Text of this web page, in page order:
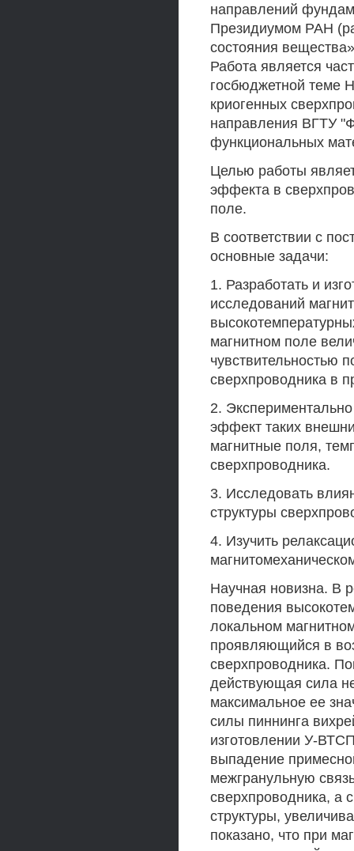
направлений
Президиумом РАН
состояния
Работа является
госбюджетной теме
криогенных
направления ВГТУ
функциональных
Целью работы
эффекта в
поле.
В соответствии с
основные задачи:
1. Разработать и
исследований
магнитном поле
чувствительностью
сверхпроводника в
2.
эффект таких
магнитные поля,
сверхпроводника.
3. Исследовать
структуры
4. Изучить
Научная новизна. В
поведения
локальном
проявляющийся в
сверхпроводника.
действующая сила
максимальное ее
силы пиннинга
изготовлении У-
выпадение
межгранульную
сверхпроводника, а
структуры,
показано, что при